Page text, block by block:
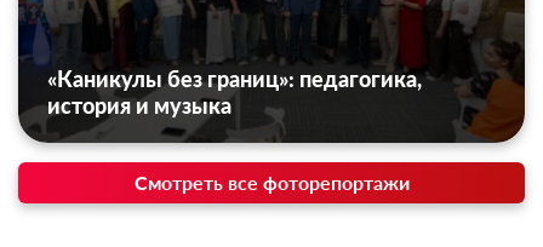
«Каникулы без границ»: педагогика,
история и музыка
Смотреть все фоторепортажи